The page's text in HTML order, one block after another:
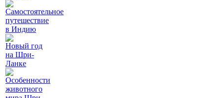
Самостоятельное
путешествие
в Индию
Новый год
на Шри-
Ланке
Особенности
животного